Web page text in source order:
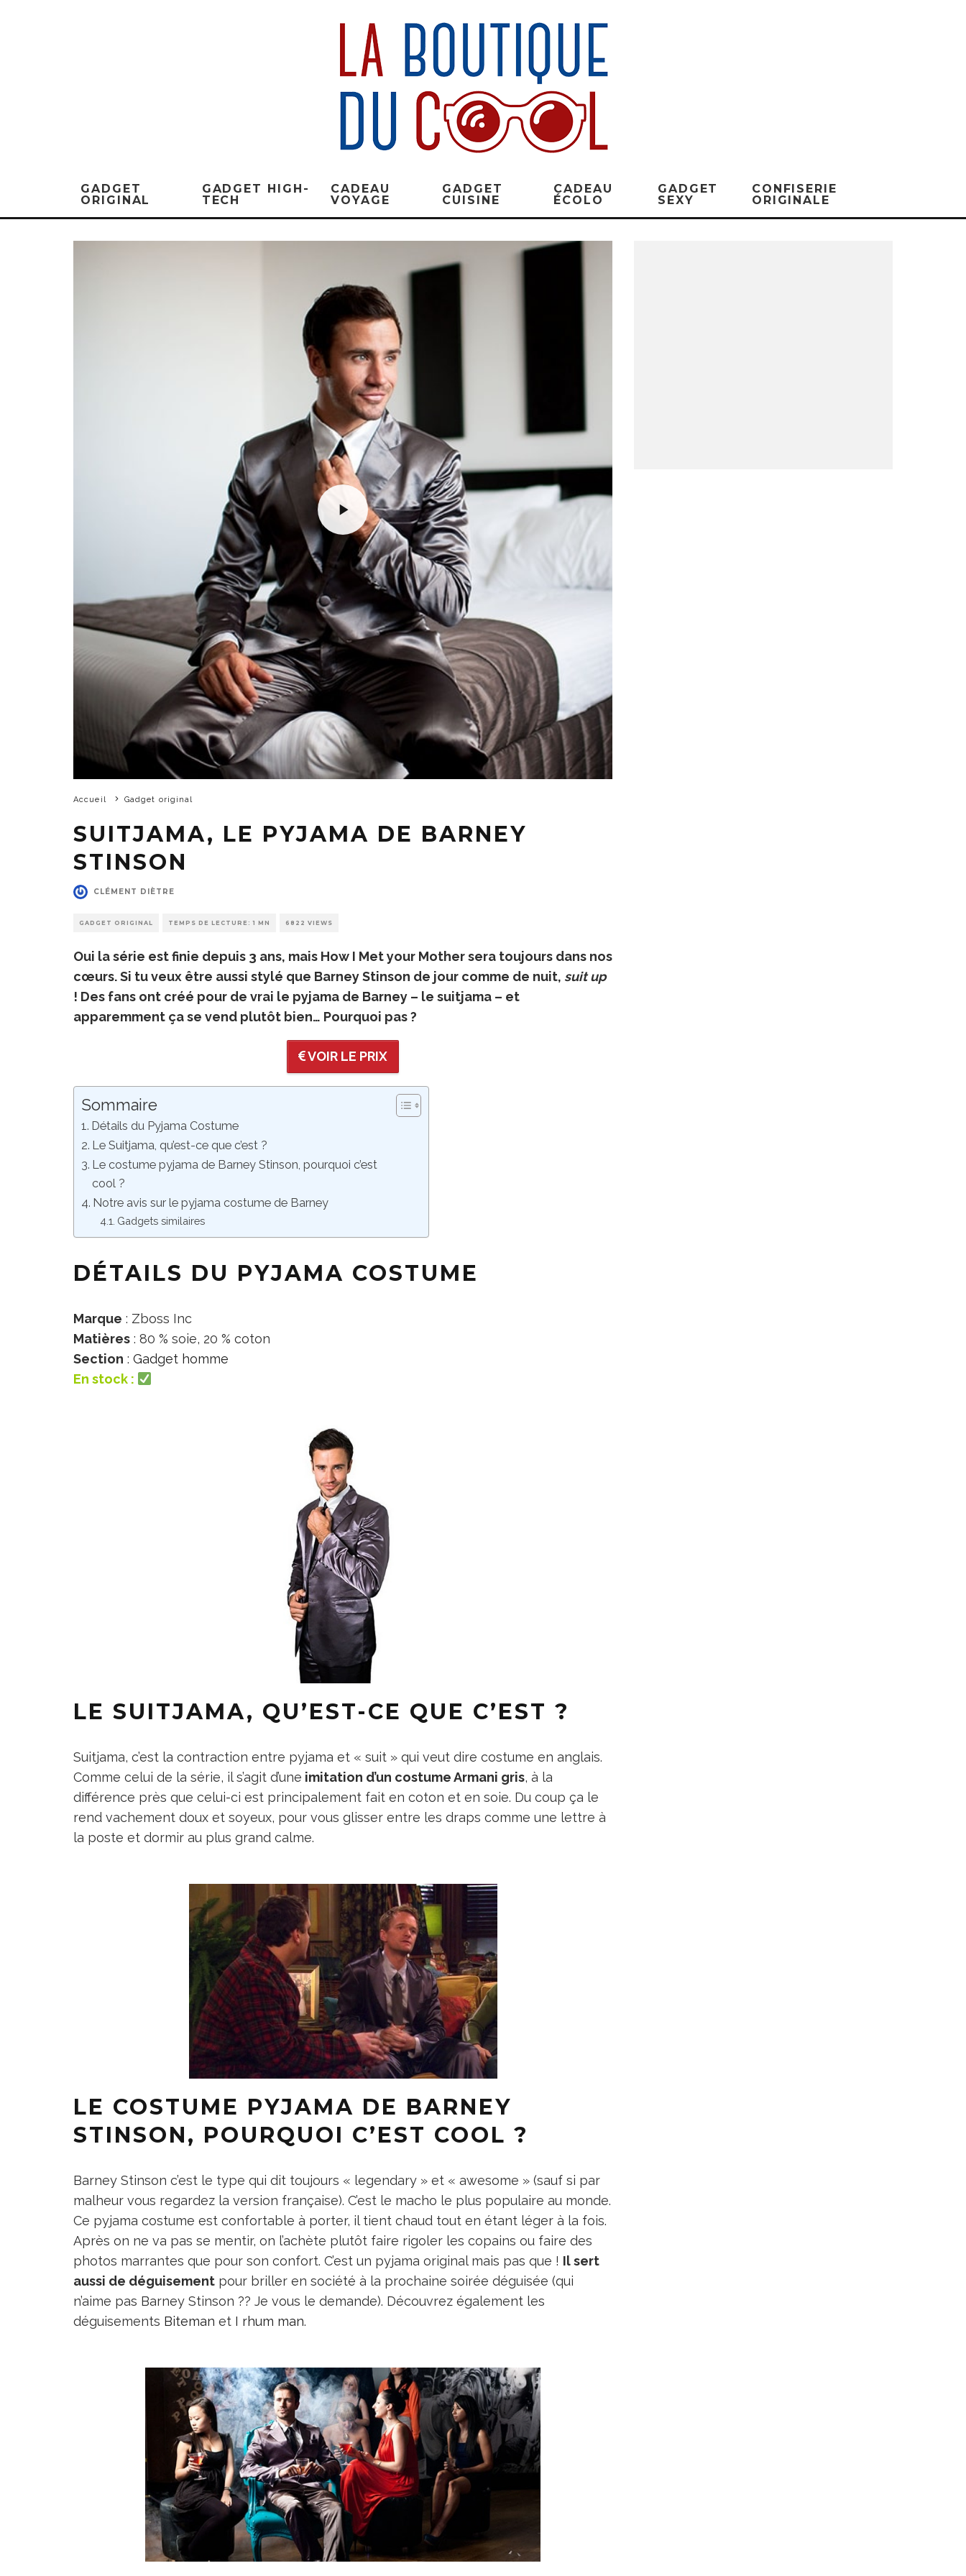
GADGET
ORIGINAL
GADGET HIGH-
TECH
CADEAU
VOYAGE
GADGET
CUISINE
CADEAU
ÉCOLO
GADGET
SEXY
CONFISERIE
ORIGINALE
Accueil Gadget original
SUITJAMA, LE PYJAMA DE BARNEY
STINSON
CLÉMENT DIÈTRE
GADGET ORIGINAL TEMPS DE LECTURE: 1 MN 6822 VIEWS
Oui la série est finie depuis 3 ans, mais How I Met your Mother sera toujours dans nos
cœurs. Si tu veux être aussi stylé que Barney Stinson de jour comme de nuit, suit up
! Des fans ont créé pour de vrai le pyjama de Barney – le suitjama – et
apparemment ça se vend plutôt bien… Pourquoi pas ?
VOIR LE PRIX
Sommaire
Détails du Pyjama Costume
Le Suitjama, qu’est-ce que c’est ?
Le costume pyjama de Barney Stinson, pourquoi c’est
cool ?
Notre avis sur le pyjama costume de Barney
Gadgets similaires
DÉTAILS DU PYJAMA COSTUME
Marque : Zboss Inc
Matières : 80 % soie, 20 % coton
Section : Gadget homme
En stock :
LE SUITJAMA, QU’EST-CE QUE C’EST ?
Suitjama, c’est la contraction entre pyjama et « suit » qui veut dire costume en anglais.
Comme celui de la série, il s’agit d’une imitation d’un costume Armani gris, à la
différence près que celui-ci est principalement fait en coton et en soie. Du coup ça le
rend vachement doux et soyeux, pour vous glisser entre les draps comme une lettre à
la poste et dormir au plus grand calme.
LE COSTUME PYJAMA DE BARNEY
STINSON, POURQUOI C’EST COOL ?
Barney Stinson c’est le type qui dit toujours « legendary » et « awesome » (sauf si par
malheur vous regardez la version française). C’est le macho le plus populaire au monde.
Ce pyjama costume est confortable à porter, il tient chaud tout en étant léger à la fois.
Après on ne va pas se mentir, on l’achète plutôt faire rigoler les copains ou faire des
photos marrantes que pour son confort. C’est un pyjama original mais pas que ! Il sert
aussi de déguisement pour briller en société à la prochaine soirée déguisée (qui
n’aime pas Barney Stinson ?? Je vous le demande). Découvrez également les
déguisements Biteman et I rhum man.